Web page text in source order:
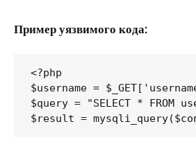
Пример уязвимого кода:
<?php
$username =
$query = "SELECT * FROM